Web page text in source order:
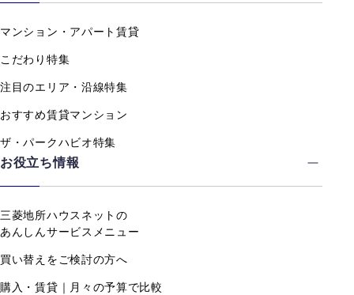
マンション・アパート賃貸
こだわり特集
注目のエリア・沿線特集
おすすめ賃貸マンション
ザ・パークハビオ特集
お役立ち情報
三菱地所ハウスネットの
あんしんサービスメニュー
買い替えをご検討の方へ
購入・賃貸｜月々の予算で比較